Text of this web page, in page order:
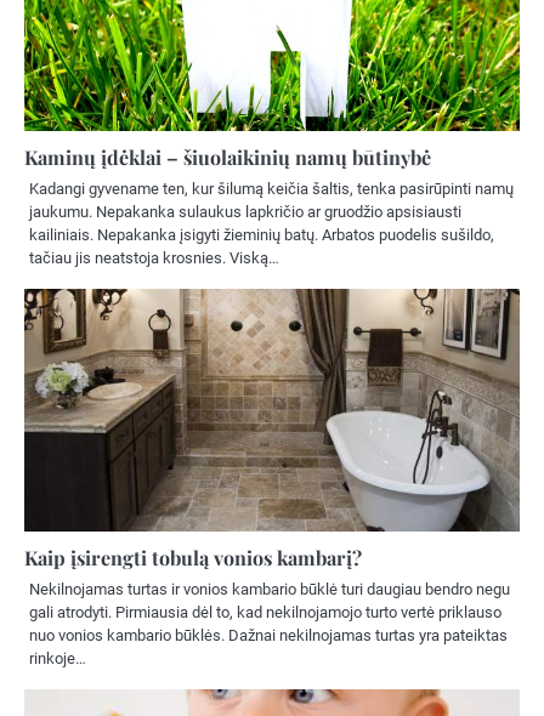
Kaminų įdėklai – šiuolaikinių namų būtinybė
Kadangi gyvename ten, kur šilumą keičia šaltis, tenka pasirūpinti namų
jaukumu. Nepakanka sulaukus lapkričio ar gruodžio apsisiausti
kailiniais. Nepakanka įsigyti žieminių batų. Arbatos puodelis sušildo,
tačiau jis neatstoja krosnies. Viską…
Kaip įsirengti tobulą vonios kambarį?
Nekilnojamas turtas ir vonios kambario būklė turi daugiau bendro negu
gali atrodyti. Pirmiausia dėl to, kad nekilnojamojo turto vertė priklauso
nuo vonios kambario būklės. Dažnai nekilnojamas turtas yra pateiktas
rinkoje…